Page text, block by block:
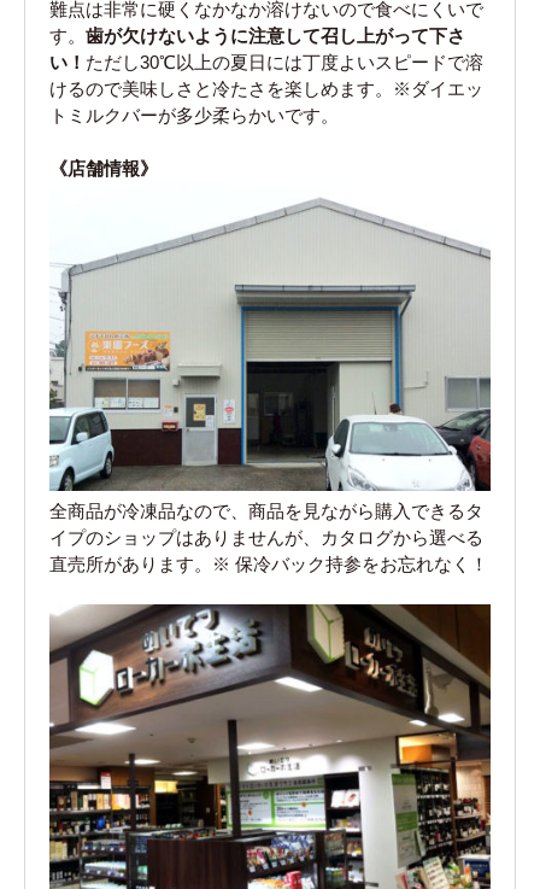
難点は非常に硬くなかなか溶けないので食べにくいで
す。 歯が欠けないように注意して召し上がって下さ
い！ ただし30℃以上の夏日には丁度よいスピードで溶
けるので美味しさと冷たさを楽しめます。※ダイエッ
トミルクバーが多少柔らかいです。
《店舗情報》
全商品が冷凍品なので、商品を見ながら購入できるタ
イプのショップはありませんが、カタログから選べる
直売所があります。※ 保冷バック持参をお忘れなく！